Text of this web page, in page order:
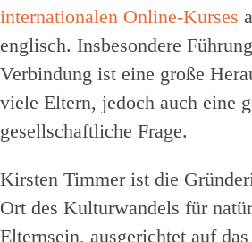
internationalen Online-Kurses
englisch. Insbesondere
Verbindung ist eine große
viele Eltern, jedoch auch eine
gesellschaftliche Frage.
Kirsten Timmer ist die
Ort des Kulturwandels für
Elternsein, ausgerichtet auf